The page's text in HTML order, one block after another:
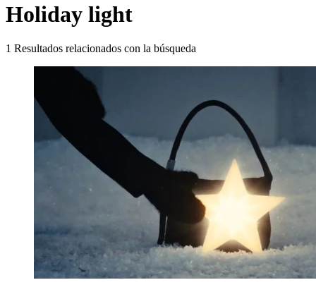
Holiday light
1 Resultados relacionados con la búsqueda